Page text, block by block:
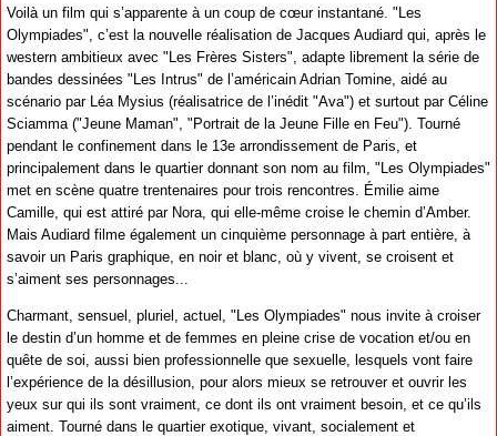
Voilà un film qui s’apparente à un coup de cœur instantané. "Les
Olympiades", c’est la nouvelle réalisation de Jacques Audiard qui, après le
western ambitieux avec "Les Frères Sisters", adapte librement la série de
bandes dessinées "Les Intrus" de l’américain Adrian Tomine, aidé au
scénario par Léa Mysius (réalisatrice de l’inédit "Ava") et surtout par Céline
Sciamma ("Jeune Maman", "Portrait de la Jeune Fille en Feu"). Tourné
pendant le confinement dans le 13e arrondissement de Paris, et
principalement dans le quartier donnant son nom au film, "Les Olympiades"
met en scène quatre trentenaires pour trois rencontres. Émilie aime
Camille, qui est attiré par Nora, qui elle-même croise le chemin d’Amber.
Mais Audiard filme également un cinquième personnage à part entière, à
savoir un Paris graphique, en noir et blanc, où y vivent, se croisent et
s’aiment ses personnages...
Charmant, sensuel, pluriel, actuel, "Les Olympiades" nous invite à croiser
le destin d’un homme et de femmes en pleine crise de vocation et/ou en
quête de soi, aussi bien professionnelle que sexuelle, lesquels vont faire
l’expérience de la désillusion, pour alors mieux se retrouver et ouvrir les
yeux sur qui ils sont vraiment, ce dont ils ont vraiment besoin, et ce qu’ils
aiment. Tourné dans le quartier exotique, vivant, socialement et